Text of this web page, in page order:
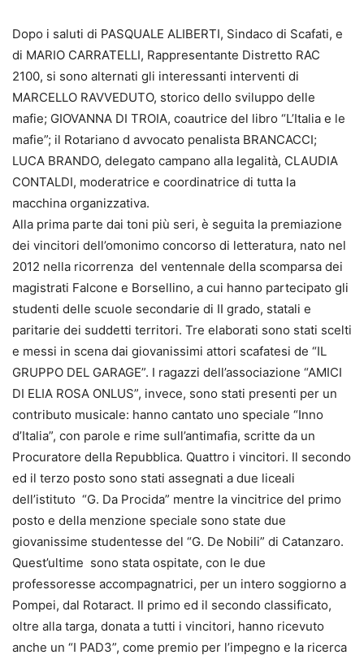
Dopo i saluti di PASQUALE ALIBERTI, Sindaco di Scafati, e
di MARIO CARRATELLI, Rappresentante Distretto RAC
2100, si sono alternati gli interessanti interventi di
MARCELLO RAVVEDUTO, storico dello sviluppo delle
mafie; GIOVANNA DI TROIA, coautrice del libro “L’Italia e le
mafie”; il Rotariano d avvocato penalista BRANCACCI;
LUCA BRANDO, delegato campano alla legalità, CLAUDIA
CONTALDI, moderatrice e coordinatrice di tutta la
macchina organizzativa.
Alla prima parte dai toni più seri, è seguita la premiazione
dei vincitori dell’omonimo concorso di letteratura, nato nel
2012 nella ricorrenza del ventennale della scomparsa dei
magistrati Falcone e Borsellino, a cui hanno partecipato gli
studenti delle scuole secondarie di II grado, statali e
paritarie dei suddetti territori. Tre elaborati sono stati scelti
e messi in scena dai giovanissimi attori scafatesi de “IL
GRUPPO DEL GARAGE”. I ragazzi dell’associazione “AMICI
DI ELIA ROSA ONLUS”, invece, sono stati presenti per un
contributo musicale: hanno cantato uno speciale “Inno
d’Italia”, con parole e rime sull’antimafia, scritte da un
Procuratore della Repubblica. Quattro i vincitori. Il secondo
ed il terzo posto sono stati assegnati a due liceali
dell’istituto “G. Da Procida” mentre la vincitrice del primo
posto e della menzione speciale sono state due
giovanissime studentesse del “G. De Nobili” di Catanzaro.
Quest’ultime sono stata ospitate, con le due
professoresse accompagnatrici, per un intero soggiorno a
Pompei, dal Rotaract. Il primo ed il secondo classificato,
oltre alla targa, donata a tutti i vincitori, hanno ricevuto
anche un “I PAD3”, come premio per l’impegno e la ricerca